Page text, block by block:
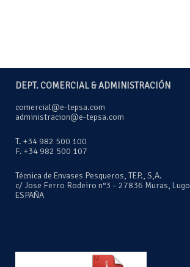
DEPT. COMERCIAL & ADMINISTRACIÓN
comercial@e-tepsa.com
administracion@e-tepsa.com
T. +34 982 500 100
F. +34 982 500 107
Técnica de Envases Pesqueros, TEP., S,A.
c/ Jose Ferro Rodeiro n°3 – 27836 Muras, Lugo
ESPAÑA